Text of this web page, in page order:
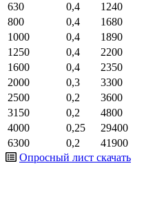
630
0,4 1240
800
0,4 1680
1000
0,4 1890
1250
0,4 2200
1600
0,4 2350
2000
0,3 3300
2500
0,2 3600
3150
0,2 4800
4000
0,25 29400
6300
0,2 41900
Опросный лист скачать